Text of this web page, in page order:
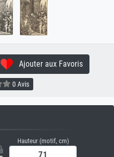
Ajouter aux Favoris
0 Avis
Hauteur (motif, cm)